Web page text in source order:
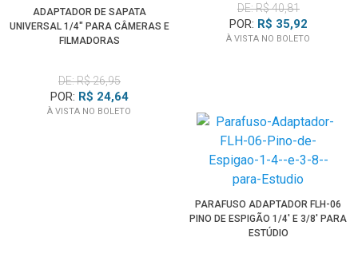
ADAPTADOR DE SAPATA
UNIVERSAL 1/4" PARA CÂMERAS E
FILMADORAS
DE: R$ 26,95
POR: R$ 24,64
À VISTA NO BOLETO
DE: R$ 40,81
POR: R$ 35,92
À VISTA NO BOLETO
PARAFUSO ADAPTADOR FLH-06
PINO DE ESPIGÃO 1/4' E 3/8' PARA
ESTÚDIO